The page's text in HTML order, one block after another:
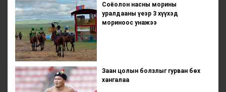
Соёолон насны морины
уралдааны үеэр 3 хүүхэд
мориноос унажээ
Заан цолын болзлыг гурван бөх
хангалаа